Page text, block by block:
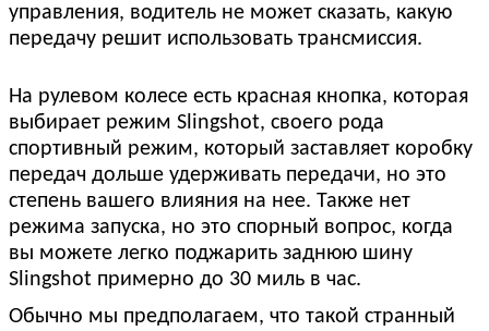
управления, водитель не может сказать, какую
передачу решит использовать трансмиссия.
На рулевом колесе есть красная кнопка, которая
выбирает режим Slingshot, своего рода
спортивный режим, который заставляет коробку
передач дольше удерживать передачи, но это
степень вашего влияния на нее. Также нет
режима запуска, но это спорный вопрос, когда
вы можете легко поджарить заднюю шину
Slingshot примерно до 30 миль в час.
Обычно мы предполагаем, что такой странный